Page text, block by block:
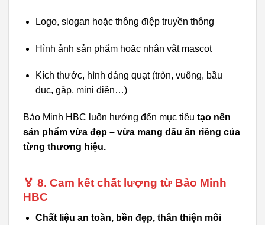
Logo, slogan hoặc thông điệp truyền thông
Hình ảnh sản phẩm hoặc nhân vật mascot
Kích thước, hình dáng quạt (tròn, vuông, bầu
dục, gập, mini điện…)
Bảo Minh HBC luôn hướng đến mục tiêu tạo nên
sản phẩm vừa đẹp – vừa mang dấu ấn riêng của
từng thương hiệu.
🏅 8. Cam kết chất lượng từ Bảo Minh
HBC
Chất liệu an toàn, bền đẹp, thân thiện môi